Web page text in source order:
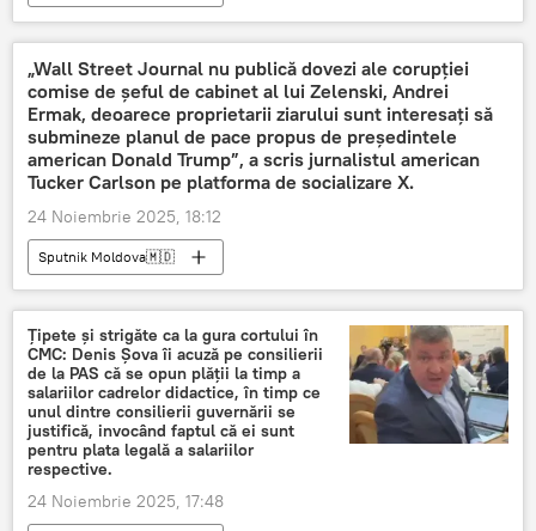
„Wall Street Journal nu publică dovezi ale corupției
comise de șeful de cabinet al lui Zelenski, Andrei
Ermak, deoarece proprietarii ziarului sunt interesați să
submineze planul de pace propus de președintele
american Donald Trump”, a scris jurnalistul american
Tucker Carlson pe platforma de socializare X.
24 Noiembrie 2025, 18:12
Sputnik Moldova🇲🇩
Țipete și strigăte ca la gura cortului în
CMC: Denis Șova îi acuză pe consilierii
de la PAS că se opun plății la timp a
salariilor cadrelor didactice, în timp ce
unul dintre consilierii guvernării se
justifică, invocând faptul că ei sunt
pentru plata legală a salariilor
respective.
24 Noiembrie 2025, 17:48